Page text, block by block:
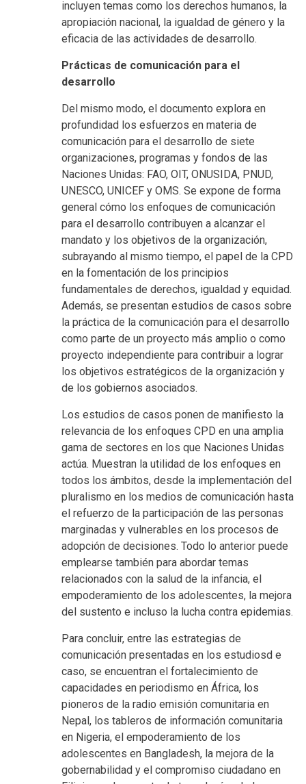
incluyen temas como los derechos humanos, la
apropiación nacional, la igualdad de género y la
eficacia de las actividades de desarrollo.
Prácticas de comunicación para el
desarrollo
Del mismo modo, el documento explora en
profundidad los esfuerzos en materia de
comunicación para el desarrollo de siete
organizaciones, programas y fondos de las
Naciones Unidas: FAO, OIT, ONUSIDA, PNUD,
UNESCO, UNICEF y OMS. Se expone de forma
general cómo los enfoques de comunicación
para el desarrollo contribuyen a alcanzar el
mandato y los objetivos de la organización,
subrayando al mismo tiempo, el papel de la CPD
en la fomentación de los principios
fundamentales de derechos, igualdad y equidad.
Además, se presentan estudios de casos sobre
la práctica de la comunicación para el desarrollo
como parte de un proyecto más amplio o como
proyecto independiente para contribuir a lograr
los objetivos estratégicos de la organización y
de los gobiernos asociados.
Los estudios de casos ponen de manifiesto la
relevancia de los enfoques CPD en una amplia
gama de sectores en los que Naciones Unidas
actúa. Muestran la utilidad de los enfoques en
todos los ámbitos, desde la implementación del
pluralismo en los medios de comunicación hasta
el refuerzo de la participación de las personas
marginadas y vulnerables en los procesos de
adopción de decisiones. Todo lo anterior puede
emplearse también para abordar temas
relacionados con la salud de la infancia, el
empoderamiento de los adolescentes, la mejora
del sustento e incluso la lucha contra epidemias.
Para concluir, entre las estrategias de
comunicación presentadas en los estudiosd e
caso, se encuentran el fortalecimiento de
capacidades en periodismo en África, los
pioneros de la radio emisión comunitaria en
Nepal, los tableros de información comunitaria
en Nigeria, el empoderamiento de los
adolescentes en Bangladesh, la mejora de la
gobernabilidad y el compromiso ciudadano en